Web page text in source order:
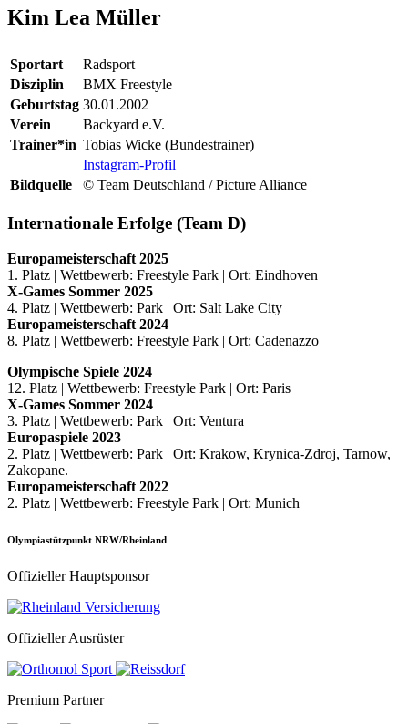
Kim Lea Müller
Sportart
Radsport
Disziplin
BMX Freestyle
Geburtstag 30.01.2002
Verein
Backyard e.V.
Trainer*in Tobias Wicke (Bundestrainer)
Instagram-Profil
Bildquelle
© Team Deutschland / Picture Alliance
Internationale Erfolge (Team D)
Europameisterschaft 2025
1. Platz | Wettbewerb: Freestyle Park | Ort: Eindhoven
X-Games Sommer 2025
4. Platz | Wettbewerb: Park | Ort: Salt Lake City
Europameisterschaft 2024
8. Platz | Wettbewerb: Freestyle Park | Ort: Cadenazzo
Olympische Spiele 2024
12. Platz | Wettbewerb: Freestyle Park | Ort: Paris
X-Games Sommer 2024
3. Platz | Wettbewerb: Park | Ort: Ventura
Europaspiele 2023
2. Platz | Wettbewerb: Park | Ort: Krakow, Krynica-Zdroj, Tarnow,
Zakopane.
Europameisterschaft 2022
2. Platz | Wettbewerb: Freestyle Park | Ort: Munich
Olympiastützpunkt NRW/Rheinland
Offizieller Hauptsponsor
Offizieller Ausrüster
Premium Partner